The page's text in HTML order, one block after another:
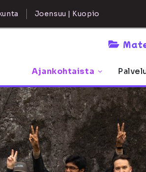
Joensuu | Kuopio
Ajankohtaista